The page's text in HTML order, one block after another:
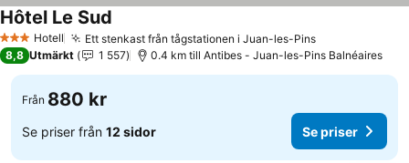
3 StjärnorHotell Ett stenkast från tågstationen i Juan-les-PinsSe priser
Hôtel Le Sud
8,8 Utmärkt 1 557 0.4 km till Antibes - Juan-les-Pins Balnéaires
Från 880 kr
Se priser från 12 sidor Se priser